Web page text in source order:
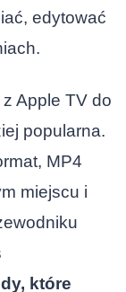
edytować
Apple TV do
popularna.
MP4
miejscu i
które